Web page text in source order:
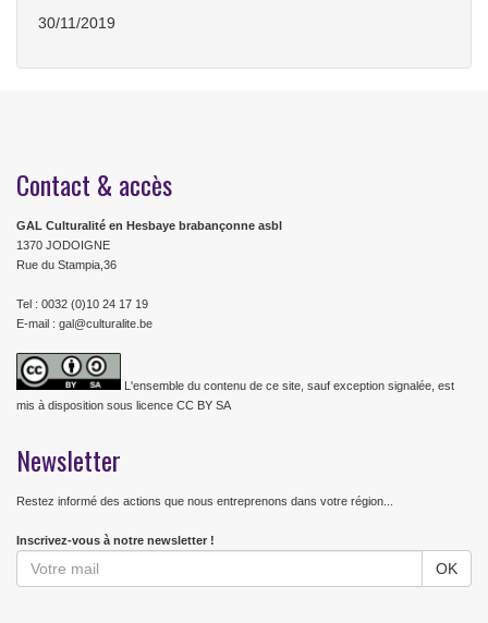
30/11/2019
Contact & accès
GAL Culturalité en Hesbaye brabançonne asbl
1370 JODOIGNE
Rue du Stampia,36
Tel : 0032 (0)10 24 17 19
E-mail : gal@culturalite.be
L'ensemble du contenu de ce site, sauf exception signalée, est
mis à disposition sous licence CC BY SA
Newsletter
Restez informé des actions que nous entreprenons dans votre région...
Inscrivez-vous à notre newsletter !